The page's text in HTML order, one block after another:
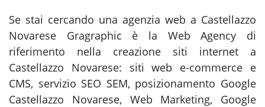
Se stai cercando una agenzia web a Castellazzo
Novarese Gragraphic è la Web Agency di
riferimento nella creazione siti internet a
Castellazzo Novarese: siti web e-commerce e
CMS, servizio SEO SEM, posizionamento Google
Castellazzo Novarese, Web Marketing, Google